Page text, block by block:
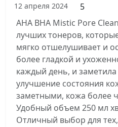
12 апреля 2024
5
AHA BHA Mistic Pore
лучших тонеров,
мягко отшелушивает и
более гладкой и
каждый день, и
улучшение состояния
заметными, кожа более
Удобный объем 250 мл
Отличный выбор для